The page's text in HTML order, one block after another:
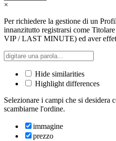
×
Per richiedere la gestione di un
innanzitutto registrarsi come
VIP / LAST MINUTE) ed aver
Hide similarities
Highlight differences
Selezionare i campi che si desidera
scambiarne l'ordine.
immagine
prezzo